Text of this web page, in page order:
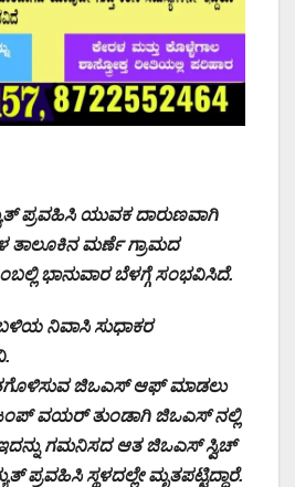
ಪ್ರವಹಿಸಿ ಯುವಕ ದಾರುಣವಾಗಿ
ತಾಲೂಕಿನ ಮರ್ಣೆ ಗ್ರಾಮದ
ಭಾನುವಾರ ಬೆಳಗ್ಗೆ ಸಂಭವಿಸಿದೆ.
ನಿವಾಸಿ ಸುಧಾಕರ
ಜಿಒಎಸ್ ಆಫ್ ಮಾಡಲು
ವಯರ್ ತುಂಡಾಗಿ ಜಿಒಎಸ್ ನಲ್ಲಿ
ಗಮನಿಸದ ಆತ ಜಿಒಎಸ್ ಸ್ವಿಚ್
ಪ್ರವಹಿಸಿ ಸ್ಥಳದಲ್ಲೇ ಮೃತಪಟ್ಟಿದ್ದಾರೆ.